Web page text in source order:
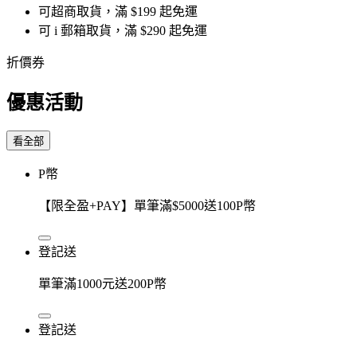
可超商取貨，滿 $199 起免運
可 i 郵箱取貨，滿 $290 起免運
折價券
優惠活動
看全部
P幣
【限全盈+PAY】單筆滿$5000送100P幣
登記送
單筆滿1000元送200P幣
登記送